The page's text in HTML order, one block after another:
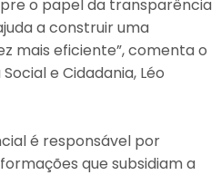
o papel da transparência
a construir uma
mais eficiente”, comenta o
e Cidadania, Léo
é responsável por
que subsidiam a